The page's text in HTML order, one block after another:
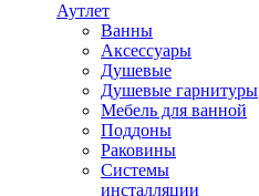
Аутлет
Ванны
Аксессуары
Душевые
Душевые гарнитуры
Мебель для ванной
Поддоны
Раковины
Системы
инсталляции